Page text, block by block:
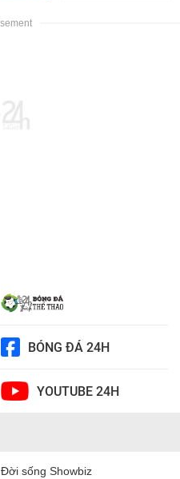
BÓNG ĐÁ 24H
YOUTUBE 24H
Đời sống Showbiz